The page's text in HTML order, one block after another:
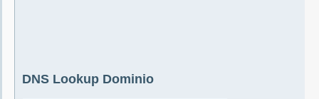
DNS Lookup Dominio